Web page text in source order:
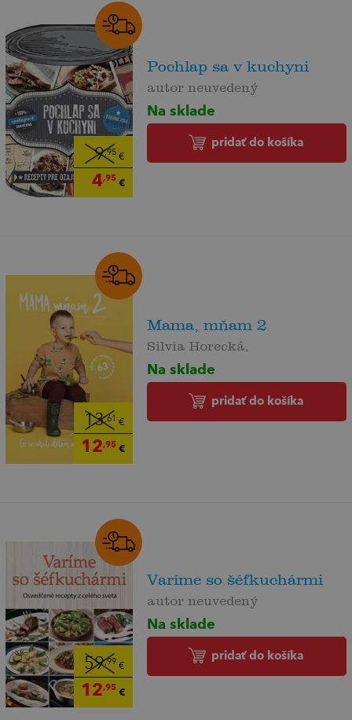
9,95€
4,95€
Pochlap sa v kuchyni
autor neuvedený
Na sklade
pridať do košíka
13,61 €
12,95€
Mama, mňam 2
Silvia Horecká,
Na sklade
pridať do košíka
59,99 €
12,95€
Varíme so šéfkuchármi
autor neuvedený
Na sklade
pridať do košíka